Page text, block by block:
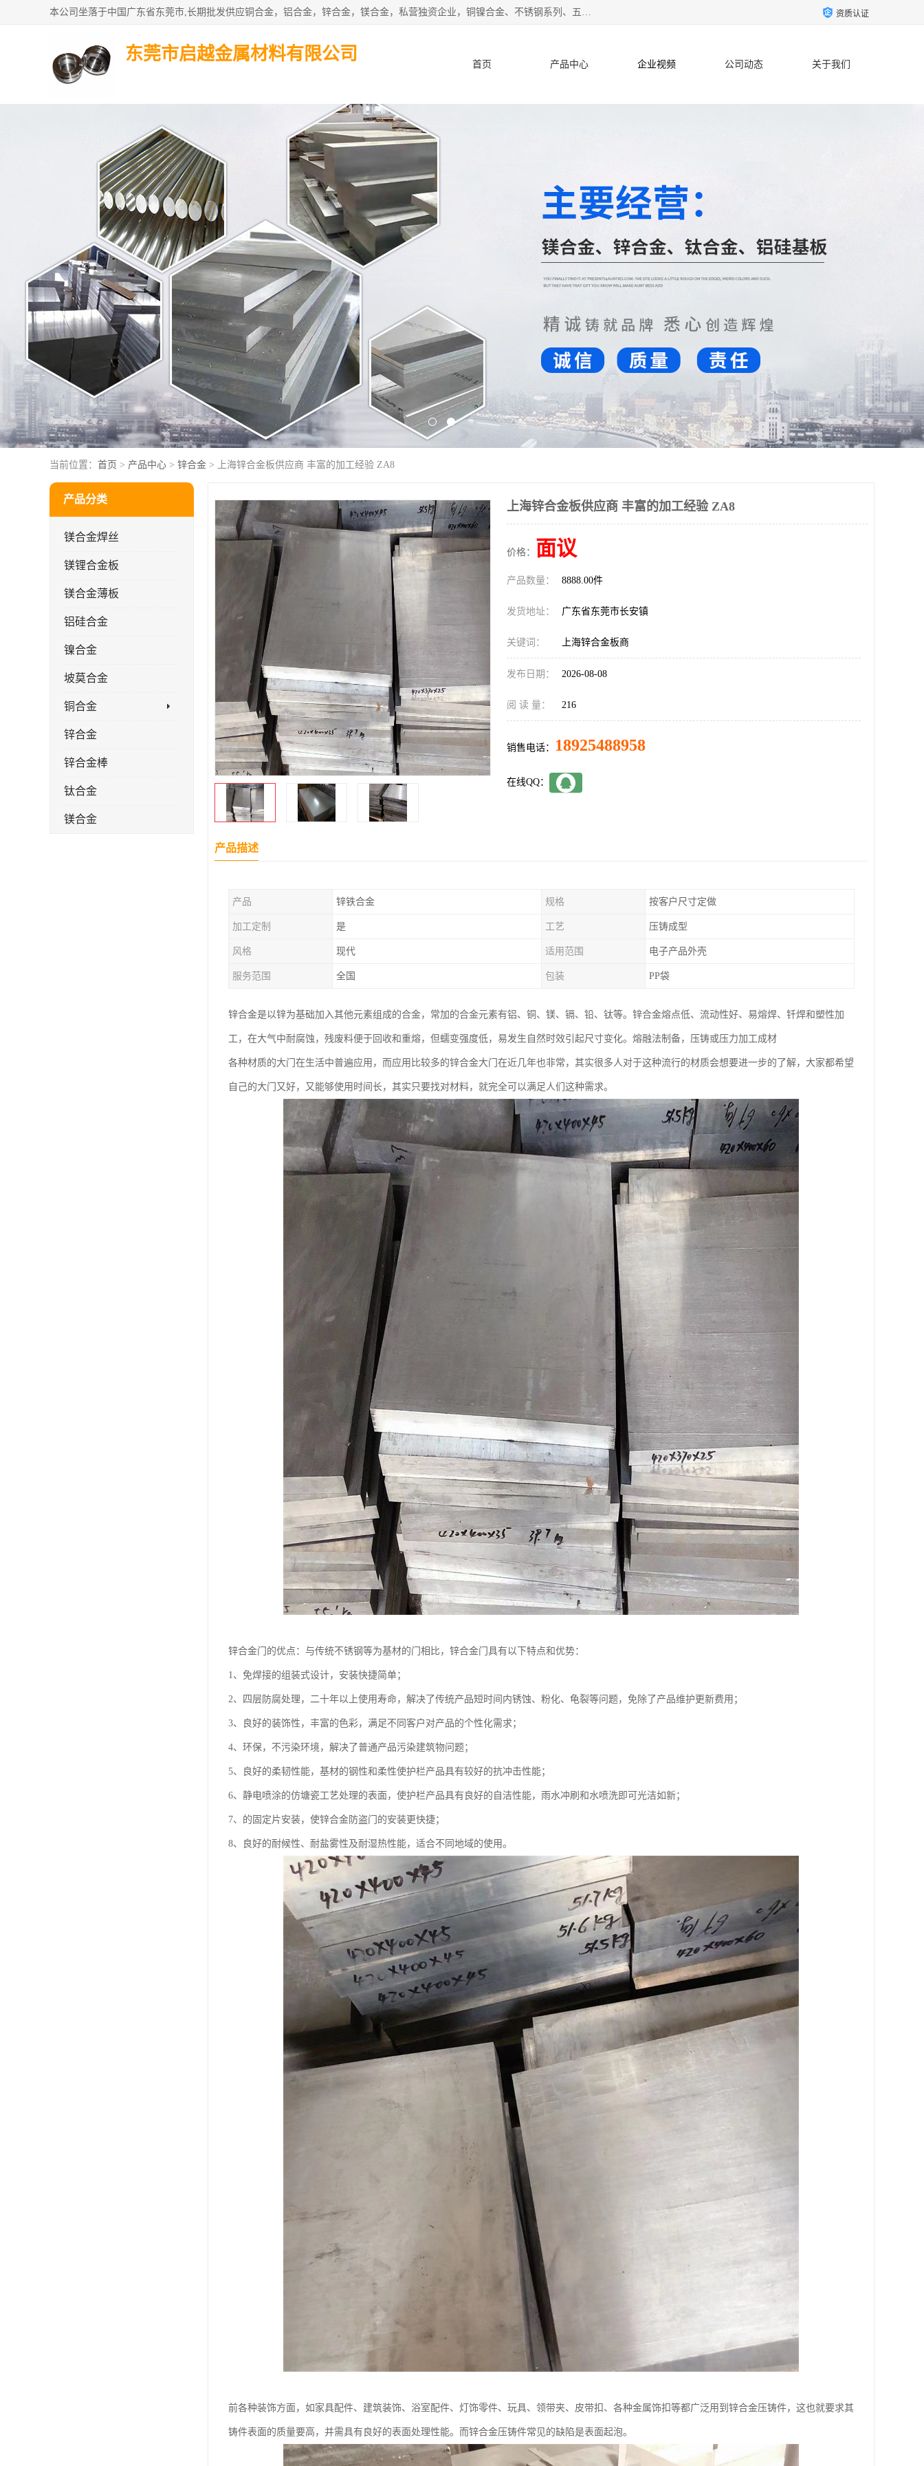
本公司坐落于中国广东省东莞市,长期批发供应铜合金，铝合金，锌合金，镁合金，私营独资企业，铜镍合金、不锈钢系列、五金冲压材料、进口金属材料、钨钢、高速钢、白钢刀、铝系列材料、铝镁合金、锰钢片等，启越是一家经国家相关部门批准注册的企业。公司以雄厚的实力、合理的厂家、优良的服务与多家企业建立了长期的合作关系。欢迎前来参观、考察、洽谈业务。 金属材料...,欢迎惠顾！ 资质认证
东莞市启越金属材料有限公司
首页 产品中心 企业视频 公司动态 关于我们
当前位置： 首页 > 产品中心 > 锌合金 > 上海锌合金板供应商 丰富的加工经验 ZA8
产品分类
镁合金焊丝
镁锂合金板
镁合金薄板
铝硅合金
镍合金
坡莫合金
铜合金
锌合金
锌合金棒
钛合金
镁合金
上海锌合金板供应商 丰富的加工经验 ZA8
价格： 面议
产品数量： 8888.00件
发货地址： 广东省东莞市长安镇
关键词： 上海锌合金板商
发布日期： 2026-08-08
阅 读 量： 216
销售电话： 18925488958
在线QQ：
产品描述
产品 锌铁合金 规格 按客户尺寸定做
加工定制 是 工艺 压铸成型
风格 现代 适用范围 电子产品外壳
服务范围 全国 包装 PP袋
锌合金是以锌为基础加入其他元素组成的合金，常加的合金元素有铝、铜、镁、镉、铅、钛等。锌合金熔点低、流动性好、易熔焊、钎焊和塑性加
工，在大气中耐腐蚀，残废料便于回收和重熔，但蠕变强度低，易发生自然时效引起尺寸变化。熔融法制备，压铸或压力加工成材
各种材质的大门在生活中普遍应用，而应用比较多的锌合金大门在近几年也非常，其实很多人对于这种流行的材质会想要进一步的了解，大家都希望
自己的大门又好，又能够使用时间长，其实只要找对材料，就完全可以满足人们这种需求。
锌合金门的优点：与传统不锈钢等为基材的门相比，锌合金门具有以下特点和优势：
1、免焊接的组装式设计，安装快捷简单；
2、四层防腐处理，二十年以上使用寿命，解决了传统产品短时间内锈蚀、粉化、龟裂等问题，免除了产品维护更新费用；
3、良好的装饰性，丰富的色彩，满足不同客户对产品的个性化需求；
4、环保，不污染环境，解决了普通产品污染建筑物问题；
5、良好的柔韧性能，基材的钢性和柔性使护栏产品具有较好的抗冲击性能；
6、静电喷涂的仿塘瓷工艺处理的表面，使护栏产品具有良好的自洁性能，雨水冲刷和水喷洗即可光洁如新；
7、的固定片安装，使锌合金防盗门的安装更快捷；
8、良好的耐候性、耐盐雾性及耐湿热性能，适合不同地域的使用。
前各种装饰方面，如家具配件、建筑装饰、浴室配件、灯饰零件、玩具、领带夹、皮带扣、各种金属饰扣等都广泛用到锌合金压铸件，这也就要求其
铸件表面的质量要高，并需具有良好的表面处理性能。而锌合金压铸件常见的缺陷是表面起泡。